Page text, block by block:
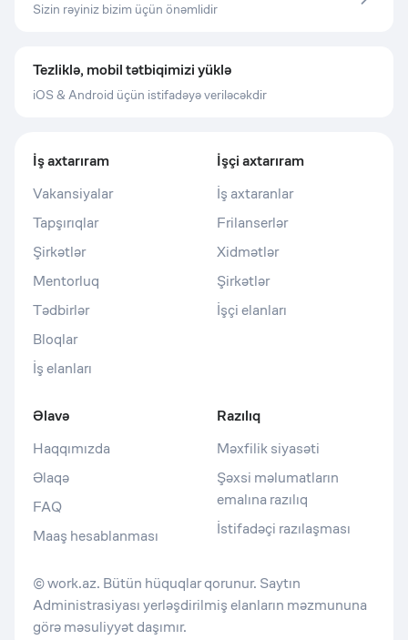
Sizin rəyiniz bizim üçün önəmlidir
Tezliklə, mobil tətbiqimizi yüklə
iOS & Android üçün istifadəyə veriləcəkdir
İş axtarıram
Vakansiyalar
Tapşırıqlar
Şirkətlər
Mentorluq
Tədbirlər
Bloqlar
İş elanları
İşçi axtarıram
İş axtaranlar
Frilanserlər
Xidmətlər
Şirkətlər
İşçi elanları
Əlavə
Haqqımızda
Əlaqə
FAQ
Maaş hesablanması
Razılıq
Məxfilik siyasəti
Şəxsi məlumatların
emalına razılıq
İstifadəçi razılaşması
© work.az. Bütün hüquqlar qorunur. Saytın
Administrasiyası yerləşdirilmiş elanların məzmununa
görə məsuliyyət daşımır.